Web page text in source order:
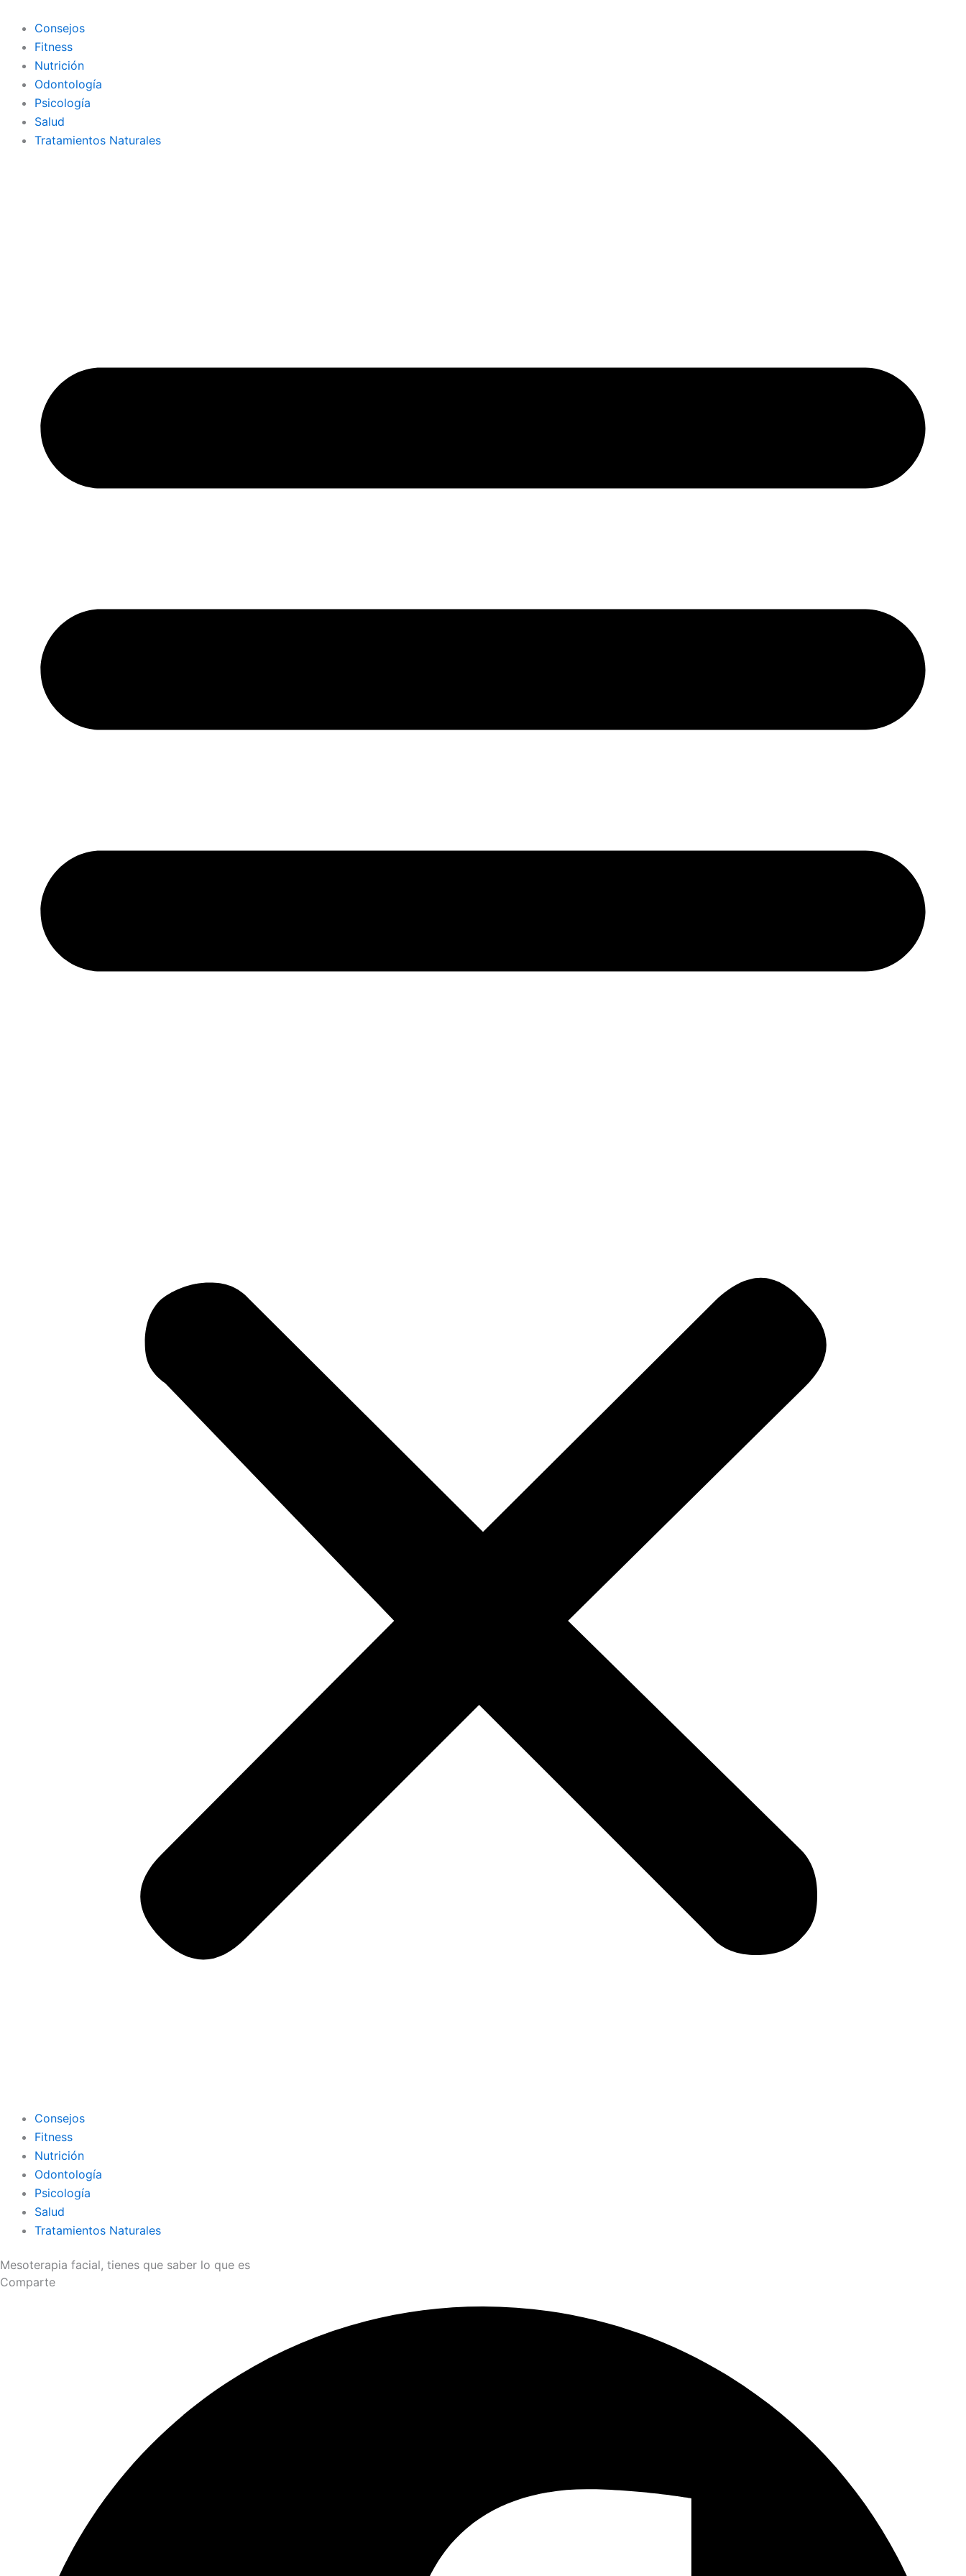
contenido
Consejos
Fitness
Nutrición
Odontología
Psicología
Salud
Tratamientos Naturales
Consejos
Fitness
Nutrición
Odontología
Psicología
Salud
Tratamientos Naturales
Mesoterapia facial, tienes que saber lo que es
Comparte